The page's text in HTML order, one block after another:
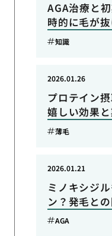
AGA治療と
時的に毛が
知識
プロテイン
嬉しい効果
2026.01.26
薄毛
ミノキシジ
ン？発毛と
2026.01.21
AGA